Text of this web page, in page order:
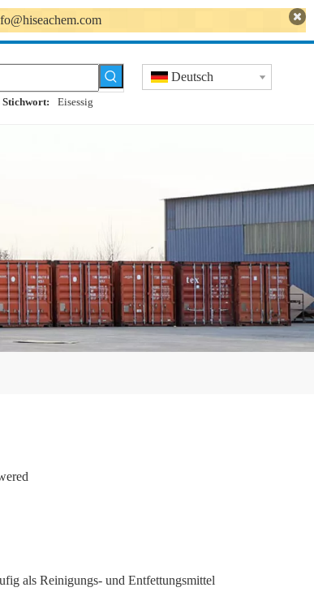
Stichwort: Eisessig
Deutsch
als Reinigungs- und Entfettungsmittel